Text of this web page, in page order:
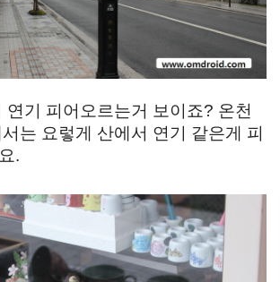
연기 피어오르는거 보이죠? 온천
는 요렇게 산에서 연기 같은게 피
.